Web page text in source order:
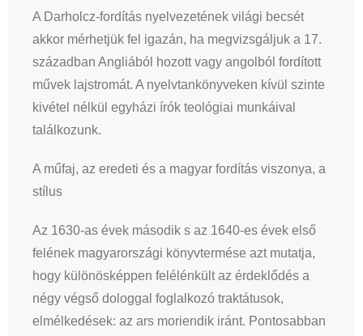
A Darholcz-fordítás nyelvezetének világi becsét
akkor mérhetjük fel igazán, ha megvizsgáljuk a 17.
században Angliából hozott vagy angolból fordított
művek lajstromát. A nyelvtankönyveken kívül szinte
kivétel nélkül egyházi írók teológiai munkáival
találkozunk.
A műfaj, az eredeti és a magyar fordítás viszonya, a
stílus
Az 1630-as évek második s az 1640-es évek első
felének magyarországi könyvtermése azt mutatja,
hogy különösképpen felélénkült az érdeklődés a
négy végső dologgal foglalkozó traktátusok,
elmélkedések: az ars moriendik iránt. Pontosabban